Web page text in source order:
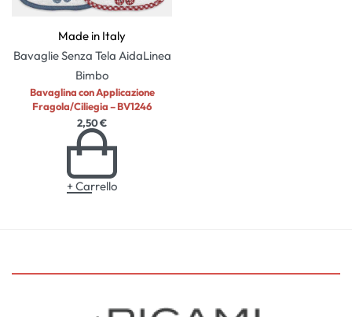
Made in Italy
Bavaglie Senza Tela AidaLinea
Bimbo
Bavaglina con Applicazione
Fragola/Ciliegia – BV1246
2,50€
+ Carrello